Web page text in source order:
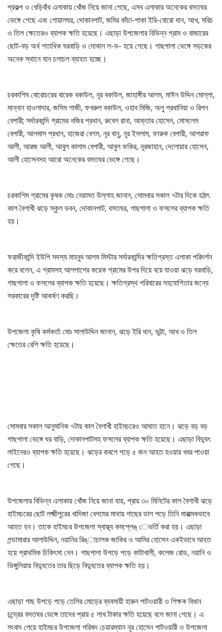
প্রকল্প ও বেড়িবাঁধ এলাকায় খোঁজ নিয়ে জানা গেছে, এসব এলাকার অনেকের বসতঘর
ভেঙ্গে গেছে এবং গোয়ালঘর, দোকানপাট, জমির কাঁচা-পাকা ইরি-বোরো ধান, আখ, মরিচ
ও তিল ক্ষেতেরও ব্যাপক ক্ষতি হয়েছে। এছাড়া উপজেলার বিভিন্ন গ্রাম ও বাজারের
ছোট-বড় অর্ধ শতাধিক ঘরবাড়ি ও দোকান ল-ভ- হয়ে গেছে। গাছপালা ভেঙ্গে সড়কের
অনেক স্থানে যান চলাচল ব্যাহত হচ্ছে।
চরকাশিম বোরোচরের বারেক বকাউল, নূর বকাউল, জাহাঙ্গীর আলম, মাঈন উদ্দিন মোল্লা,
মান্নান হাওলাদার, জসিম গাজী, ফখরুল বকাউল, ওহাব মিজি, অলু প্রধানিয়া ও রিপন
বেপারী; সর্দারকান্দি গ্রামের নজির প্রধান, রুবেল রানা, আক্তার হোসেন, মোসলেম
বেপারী, আলমাস প্রধান, হাজেরা বেগম, নূর বানু, নূর ইসলাম, ফারুক বেপারী, আশরাফ
আলী, আরজ আলী, আবুল কালাম বেপারী, আবুল ফকির, নূরজাহান, দেলোয়ার হোসেন,
আলী হোসেনসহ আরো অনেকের বসতঘর ভেঙ্গে গেছে।
চরকাশিম গ্রামের কৃষক মোঃ নেয়ামত উল্লাহ জানান, সোমবার সকাল ৭টার দিকে হঠাৎ
কাল বৈশাখী ঝড়ে স্কুল ভবন, দোকানপাট, বসতঘর, গাছপালা ও ফসলের ব্যাপক ক্ষতি
হয়।
ফরাজীকান্দি ইউপি সদস্য মাহবুব আলম মিস্টার সর্দারকান্দির ক্ষতিগ্রস্ত এলাকা পরিদর্শন
করে বলেন, এ গ্রামসহ আশপাশের কয়েক গ্রামের উপর দিয়ে বয়ে যাওয়া ঝড়ে ঘরবাড়ি,
গাছপালা ও ফসলের ব্যাপক ক্ষতি হয়েছে। ক্ষতিগ্রস্থ পরিবারের সহযোগিতার জন্যে
সরকারের দৃষ্টি আকর্ষণ করছি।
উপজেলা কৃষি কর্মকর্তা মোঃ সালাউদ্দিন জানান, ঝড়ে ইরি ধান, ভুট্টা, আখ ও তিল
ক্ষেতের বেশি ক্ষতি হয়েছে।
সোমবার সকাল আনুমানিক ৭টায় কাল বৈশাখী হাইমচরেও আঘাত হানে। ঝড়ে বড় বড়
গাছপালা ভেঙ্গে ঘর বাড়ি, দোকানপাটসহ ফসলের ব্যাপক ক্ষতি হয়েছে। এছাড়া বিদ্যুৎ
লাইনেরও ব্যাপক ক্ষতি হয়েছে। ঝড়ের কবলে পড়ে ৫ জন আহত হওয়ার খবর পাওয়া
গেছে।
উপজেলার বিভিন্ন এলাকায় খোঁজ নিয়ে জানা যায়, প্রায় ৩০ মিনিটের কাল বৈশাখী ঝড়ে
হাইমচরের ছোট লক্ষ্মীপুরের খাদিজা বেগমের মাথায় গাছের ডাল পড়ে তিনি মারাত্মকভাবে
আহত হন। তাকে হাইমচর উপজেলা স্বাস্থ্য কমপ্লেঙ্ েভর্তি করা হয়। এছাড়া
গন্ডামারার আলাউদ্দিন, নয়ানির রিঙ্াচালক জাকির ও আমির হোসেন একইভাবে আহত
হয়ে প্রাথমিক চিকিৎসা নেন। গাছপালা উপড়ে পড়ে কাটাখালী, কলেজ রোড, নয়ানি ও
ভিঙ্গুলিয়ায় বিদ্যুতের তার ছিড়ে বিদ্যুতের ব্যাপক ক্ষতি হয়।
এছাড়া গাছ উপড়ে পড়ে তেলির মোড়ের ব্যবসায়ী হারুন পাটওয়ারী ও শিক্ষক বিধান
চন্দ্রের বসতঘর ভেঙ্গে তাদের প্রায় ৫ লাখ টাকার ক্ষতি হয়েছে বলে জানা গেছে। এ
সংবাদ পেয়ে হাইমচর উপজেলা পরিষদ চেয়ারম্যান নূর হোসেন পাটওয়ারী ও উপজেলা